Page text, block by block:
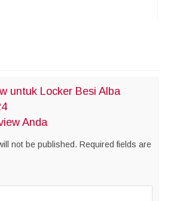
untuk Locker Besi Alba
Anda
not be published. Required fields are